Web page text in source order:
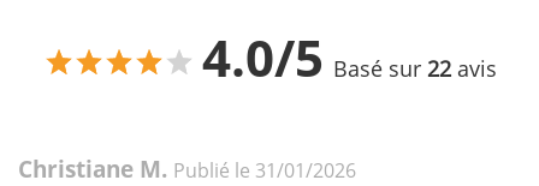
4.0/5 Basé sur 22 avis
Christiane M. Publié le 31/01/2026